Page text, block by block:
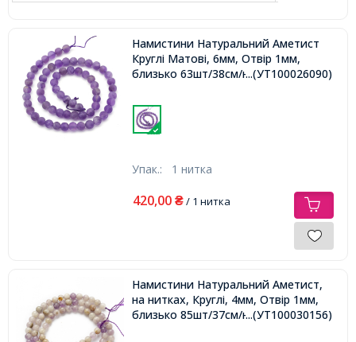
Намистини Натуральний Аметист
Круглі Матові, 6мм, Отвір 1мм,
близько 63шт/38см/нитка,...(УТ100026090)
Упак.: 1 нитка
420,00 ₴/ 1 нитка
Намистини Натуральний Аметист,
на нитках, Круглі, 4мм, Отвір 1мм,
близько 85шт/37см/нитка,...(УТ100030156)